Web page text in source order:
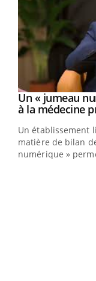
Youtube
Un « jumeau
à la médecine
Un établissement
matière de bilan
numérique »